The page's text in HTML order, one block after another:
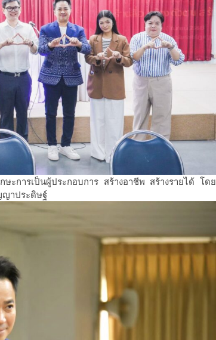
ะการเป็นผู้ประกอบการ สร้างอาชีพ สร้างรายได้ โดย
ญาประดิษฐ์